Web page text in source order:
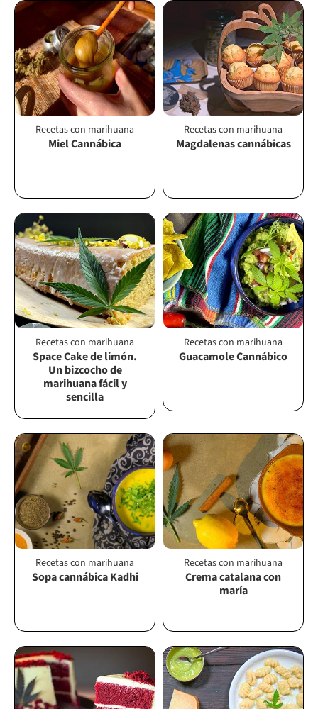
Recetas con marihuana
Miel Cannábica
Recetas con marihuana
Magdalenas cannábicas
Recetas con marihuana
Space Cake de limón.
Un bizcocho de
marihuana fácil y
sencilla
Recetas con marihuana
Guacamole Cannábico
Recetas con marihuana
Sopa cannábica Kadhi
Recetas con marihuana
Crema catalana con
maría